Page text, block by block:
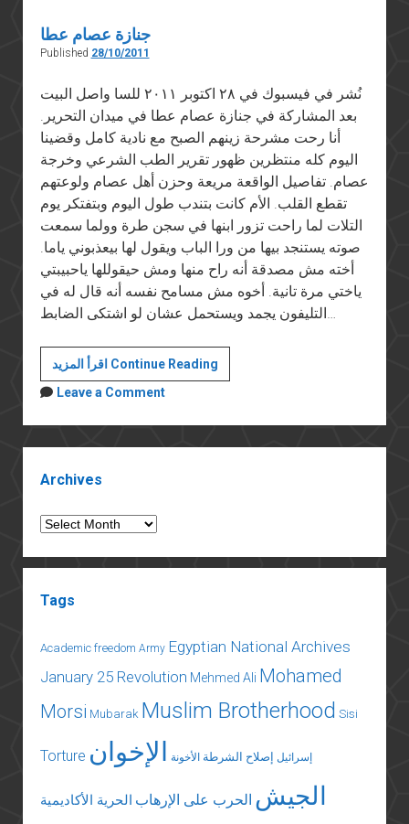
جنازة عصام عطا
Published 28/10/2011
نُشر في فيسبوك في ٢٨ اكتوبر ٢٠١١ للسا واصل البيت
بعد المشاركة في جنازة عصام عطا في ميدان التحرير.
أنا رحت مشرحة زينهم الصبح مع نادية كامل وقضينا
اليوم كله منتظرين ظهور تقرير الطب الشرعي وخرجة
عصام. تفاصيل الواقعة مريعة وحزن أهل عصام ولوعتهم
تقطع القلب. الأم كانت بتندب طول اليوم وبتفتكر يوم
التلات لما راحت تزور ابنها في سجن طرة وولما سمعت
صوته يستنجد بيها من ورا الباب ويقول لها بيعذبوني ياما.
أخته مش مصدقة أنه راح منها ومش حيقوللها ياحبيبتي
ياختي مرة تانية. أخوه مش مسامح نفسه أنه قال له في
التليفون يجمد ويستحمل عشان لو اشتكى الضابط…
اقرأ المزيد Continue Readingجنازة
عصام
Leave a Comment
Archives
Archives
Tags
Academic freedom Army Egyptian National Archives
January 25 Revolution Mehmed Ali Mohamed
Morsi Mubarak Muslim Brotherhood Sisi
Torture إسرائيل إصلاح الشرطة الأخونة الإخوان
الجيش الحرب على الإرهاب الحرية الأكاديمية